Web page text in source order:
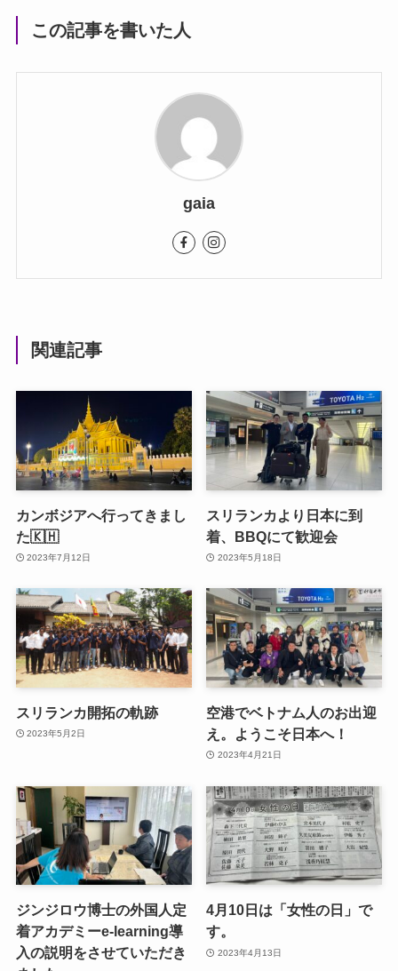
この記事を書いた人
gaia
関連記事
カンボジアへ行ってきまし
た🇰🇭
2023年7月12日
スリランカより日本に到
着、BBQにて歓迎会
2023年5月18日
スリランカ開拓の軌跡
2023年5月2日
空港でベトナム人のお出迎
え。ようこそ日本へ！
2023年4月21日
ジンジロウ博士の外国人定
着アカデミーe-learning導
入の説明をさせていただき
4月10日は「女性の日」で
す。
2023年4月13日